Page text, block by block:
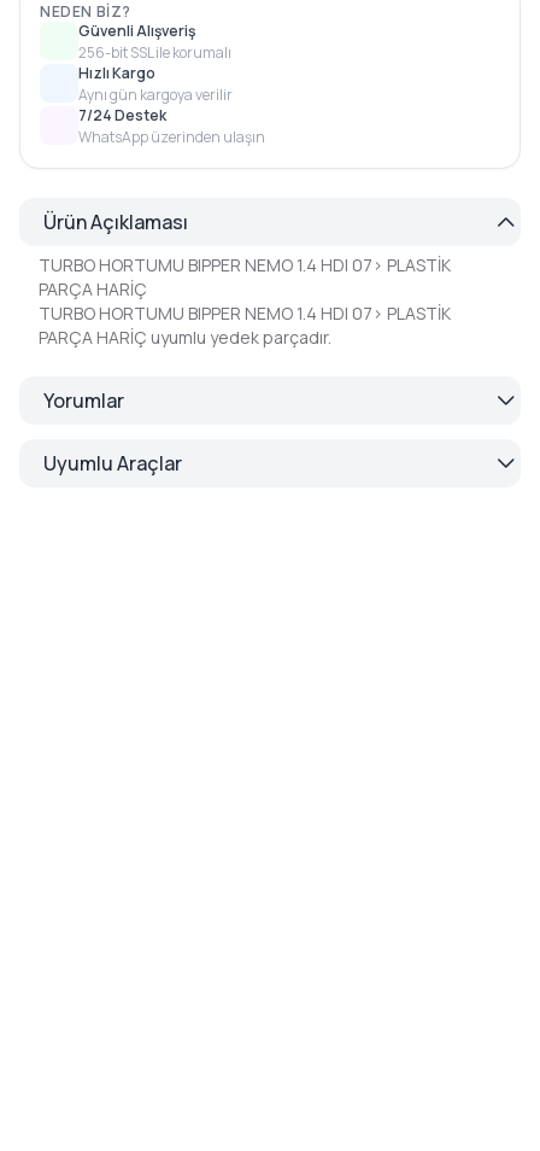
NEDEN BIZ?
Güvenli Alışveriş
256-bit SSL ile korumalı
Hızlı Kargo
Aynı gün kargoya verilir
7/24 Destek
WhatsApp üzerinden ulaşın
Ürün Açıklaması
TURBO HORTUMU BIPPER NEMO 1.4 HDI 07> PLASTİK
PARÇA HARİÇ
TURBO HORTUMU BIPPER NEMO 1.4 HDI 07> PLASTİK
PARÇA HARİÇ uyumlu yedek parçadır.
Yorumlar
Uyumlu Araçlar